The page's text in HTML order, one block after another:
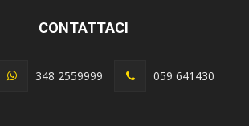
CONTATTACI
348 2559999 059 641430